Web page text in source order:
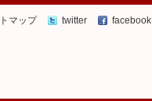
マップ twitter facebook
イン